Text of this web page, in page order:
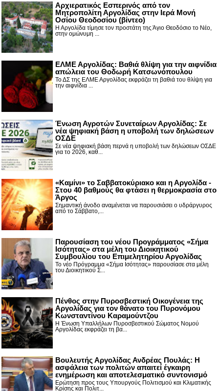
Αρχιερατικός Εσπερινός από τον
Μητροπολίτη Αργολίδας στην Ιερά Μονή
Οσίου Θεοδοσίου (βίντεο)
Η Αργολίδα τίμησε τον προστάτη της Άγιο Θεοδόσιο το Νέο,
στην ομώνυμη ...
ΕΛΜΕ Αργολίδας: Βαθιά θλίψη για την αιφνίδια
απώλεια του Θοδωρή Κατσωνόπουλου
Το ΔΣ της ΕΛΜΕ Αργολίδας εκφράζει τη βαθιά του θλίψη για
την αιφνίδια ...
Ένωση Αγροτών Συνεταίρων Αργολίδας: Σε
νέα ψηφιακή βάση η υποβολή των δηλώσεων
ΟΣΔΕ
Σε νέα ψηφιακή βάση περνά η υποβολή των δηλώσεων ΟΣΔΕ
για το 2026, καθ...
«Καμίνι» το Σαββατοκύριακο και η Αργολίδα -
Στου 40 βαθμούς θα φτάσει η θερμοκρασία στο
Άργος
Σημαντική άνοδο αναμένεται να παρουσιάσει ο υδράργυρος
από το Σάββατο,...
Παρουσίαση του νέου Προγράμματος «Σήμα
Ισότητας» στα μέλη του Διοικητικού
Συμβουλίου του Επιμελητηρίου Αργολίδας
Το νέο Πρόγραμμα «Σήμα Ισότητας» παρουσίασε στα μέλη
του Διοικητικού Σ...
Πένθος στην Πυροσβεστική Οικογένεια της
Αργολίδας για τον θάνατο του Πυρονόμου
Κωνσταντίνου Καραμούντζου
Η Ένωση Υπαλλήλων Πυροσβεστικού Σώματος Νομού
Αργολίδας εκφράζει τη βα...
Βουλευτής Αργολίδας Ανδρέας Πουλάς: Η
ασφάλεια των πολιτών απαιτεί έγκαιρη
ενημέρωση και αποτελεσματικό συντονισμό
Ερώτηση προς τους Υπουργούς Πολιτισμού και Κλιματικής
Κρίσης και Πολιτ...